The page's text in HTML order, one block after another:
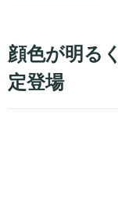
顔色が明る
定登場